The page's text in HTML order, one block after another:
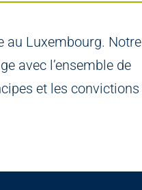
au Luxembourg. Notre
avec l’ensemble de
et les convictions